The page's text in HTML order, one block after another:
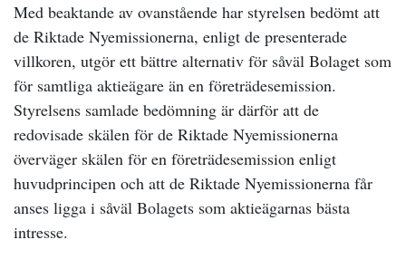
Med beaktande av ovanstående har styrelsen bedömt att
de Riktade Nyemissionerna, enligt de presenterade
villkoren, utgör ett bättre alternativ för såväl Bolaget som
för samtliga aktieägare än en företrädesemission.
Styrelsens samlade bedömning är därför att de
redovisade skälen för de Riktade Nyemissionerna
överväger skälen för en företrädesemission enligt
huvudprincipen och att de Riktade Nyemissionerna får
anses ligga i såväl Bolagets som aktieägarnas bästa
intresse.